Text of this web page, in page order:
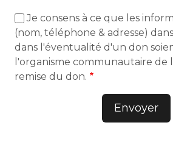
Je consens à ce que les
(nom, téléphone & adresse)
dans l'éventualité d'un don
l'organisme communautaire de
remise du don.